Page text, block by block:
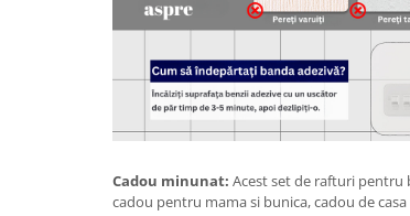
Cadou minunat: Acest set de rafturi pentru
cadou pentru mama si bunica, cadou de